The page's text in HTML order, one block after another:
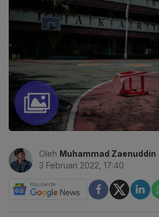
Oleh Muhammad Zaenuddin
3 Februari 2022, 17:40